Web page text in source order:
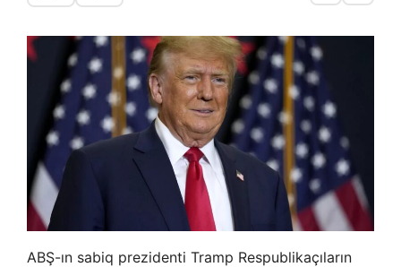
ABŞ-ın sabiq prezidenti Tramp Respublikaçıların